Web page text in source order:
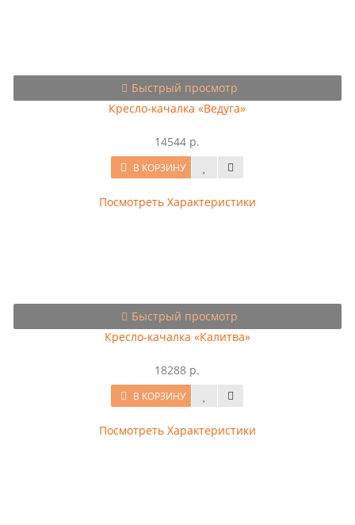
Быстрый просмотр
Кресло-качалка «Ведуга»
14544 р.
В КОРЗИНУ
Посмотреть Характеристики
Быстрый просмотр
Кресло-качалка «Калитва»
18288 р.
В КОРЗИНУ
Посмотреть Характеристики